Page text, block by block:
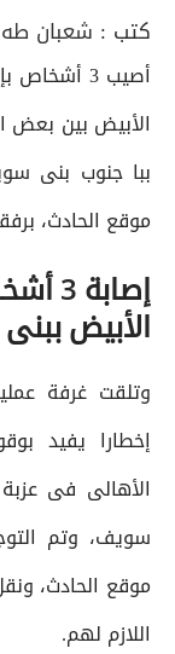
كتب : شعبان طه
أصيب 3
الأبيض بين بعض
ببا جنوب بنى
موقع الحادث،
الأبيض
وتلقت غرفة
إخطارا يفيد
الأهالى فى
سويف، وتم
موقع الحادث،
اللازم لهم.